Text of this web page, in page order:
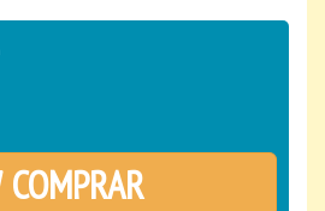
COMPRAR